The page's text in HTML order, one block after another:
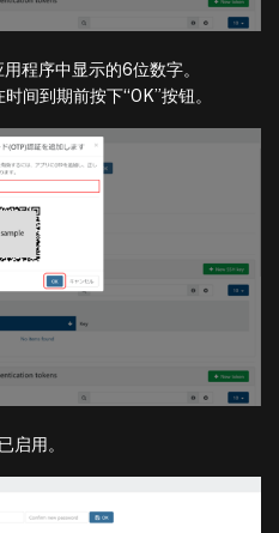
程序中显示的6位数字。
间到期前按下“OK”按钮。
启用。